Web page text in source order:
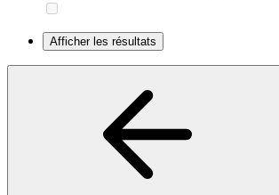
Afficher les résultats